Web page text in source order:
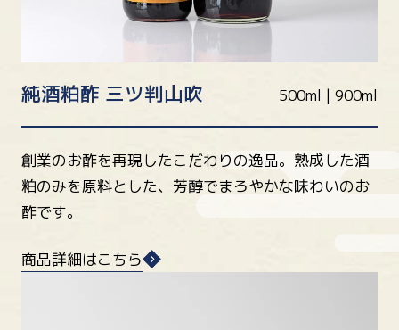
純酒粕酢 三ツ判山吹 500ml | 900ml
創業のお酢を再現したこだわりの逸品。熟成した酒
粕のみを原料とした、芳醇でまろやかな味わいのお
酢です。
商品詳細はこちら